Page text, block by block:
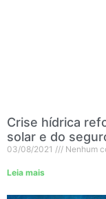
Crise hídrica
solar e do
03/08/2021 Nenhum
Leia mais